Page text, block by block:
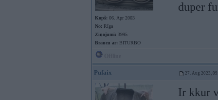
Kopš: 06. Apr 2003
No: Rīga
Ziņojumi: 3995
Braucu ar: BITURBO
duper
Pufaix 27. Aug 2023,
Ir kkur